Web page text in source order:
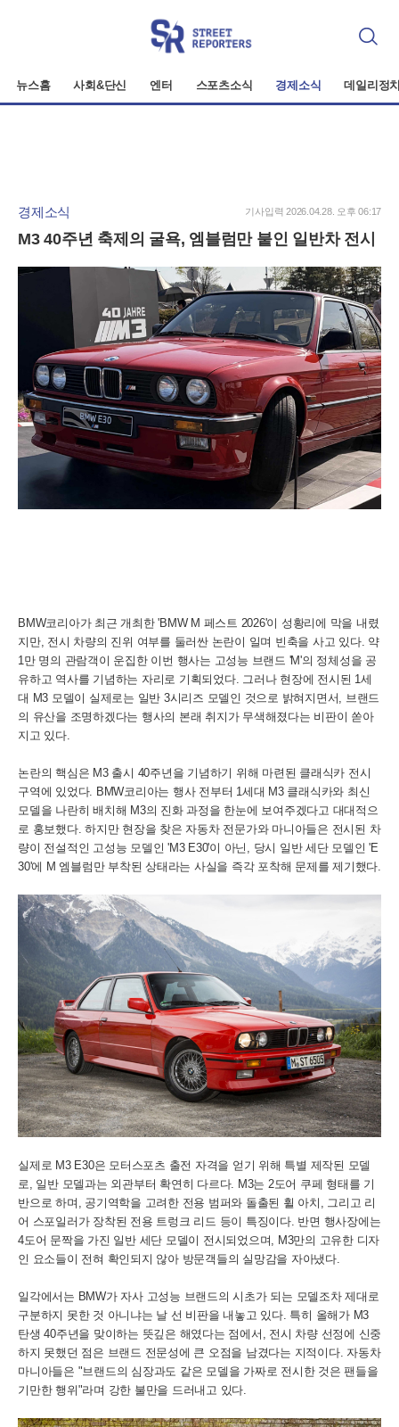
검
뉴스홈 사회&단신 엔터 스포츠소식 경제소식 데일리정
경제소식
M3 40주년 축제의 굴욕, 엠블럼만 붙인 일반차 전시
기사입력 2026.04.28. 오후 06:17
BMW코리아가 최근 개최한 'BMW M 페스트 2026'이 성황리에 막을 내렸
지만, 전시 차량의 진위 여부를 둘러싼 논란이 일며 빈축을 사고 있다. 약
1만 명의 관람객이 운집한 이번 행사는 고성능 브랜드 'M'의 정체성을 공
유하고 역사를 기념하는 자리로 기획되었다. 그러나 현장에 전시된 1세
대 M3 모델이 실제로는 일반 3시리즈 모델인 것으로 밝혀지면서, 브랜드
의 유산을 조명하겠다는 행사의 본래 취지가 무색해졌다는 비판이 쏟아
지고 있다.
논란의 핵심은 M3 출시 40주년을 기념하기 위해 마련된 클래식카 전시
구역에 있었다. BMW코리아는 행사 전부터 1세대 M3 클래식카와 최신
모델을 나란히 배치해 M3의 진화 과정을 한눈에 보여주겠다고 대대적으
로 홍보했다. 하지만 현장을 찾은 자동차 전문가와 마니아들은 전시된 차
량이 전설적인 고성능 모델인 'M3 E30'이 아닌, 당시 일반 세단 모델인 'E
30'에 M 엠블럼만 부착된 상태라는 사실을 즉각 포착해 문제를 제기했다.
실제로 M3 E30은 모터스포츠 출전 자격을 얻기 위해 특별 제작된 모델
로, 일반 모델과는 외관부터 확연히 다르다. M3는 2도어 쿠페 형태를 기
반으로 하며, 공기역학을 고려한 전용 범퍼와 돌출된 휠 아치, 그리고 리
어 스포일러가 장착된 전용 트렁크 리드 등이 특징이다. 반면 행사장에는
4도어 문짝을 가진 일반 세단 모델이 전시되었으며, M3만의 고유한 디자
인 요소들이 전혀 확인되지 않아 방문객들의 실망감을 자아냈다.
일각에서는 BMW가 자사 고성능 브랜드의 시초가 되는 모델조차 제대로
구분하지 못한 것 아니냐는 날 선 비판을 내놓고 있다. 특히 올해가 M3
탄생 40주년을 맞이하는 뜻깊은 해였다는 점에서, 전시 차량 선정에 신중
하지 못했던 점은 브랜드 전문성에 큰 오점을 남겼다는 지적이다. 자동차
마니아들은 "브랜드의 심장과도 같은 모델을 가짜로 전시한 것은 팬들을
기만한 행위"라며 강한 불만을 드러내고 있다.